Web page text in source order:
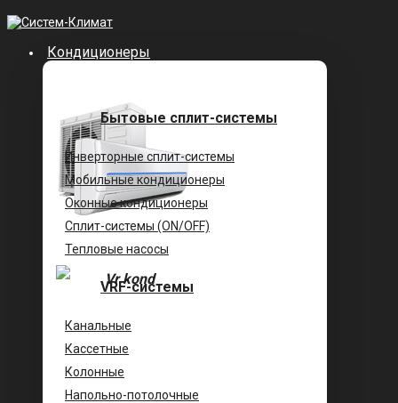
Кондиционеры
Бытовые сплит-системы
Инверторные сплит-системы
Мобильные кондиционеры
Оконные кондиционеры
Сплит-системы (ON/OFF)
Тепловые насосы
VRF-системы
Канальные
Касcетные
Колонные
Напольно-потолочные